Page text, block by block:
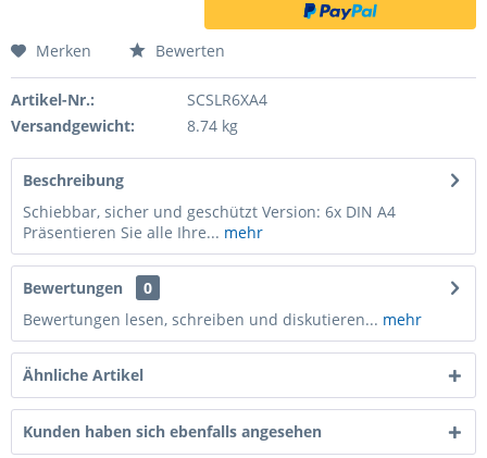
Merken Bewerten
Artikel-Nr.:
SCSLR6XA4
Versandgewicht:
8.74 kg
Beschreibung
Schiebbar, sicher und geschützt Version: 6x DIN A4
Präsentieren Sie alle Ihre... mehr
Bewertungen
0
Bewertungen lesen, schreiben und diskutieren... mehr
Ähnliche Artikel
Kunden haben sich ebenfalls angesehen